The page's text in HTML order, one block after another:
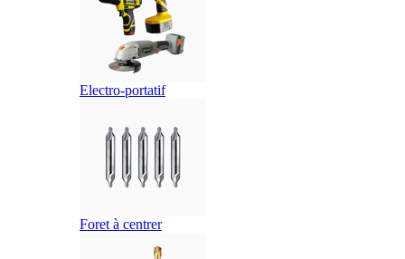
Electro-portatif
Foret à centrer